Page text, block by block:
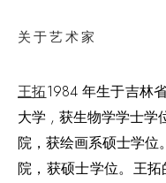
关于艺术家
王拓1984 年生于吉林
大学 , 获生物学学士学
院，获绘画系硕士学位
院，获硕士学位。王